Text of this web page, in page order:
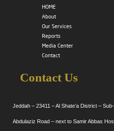
HOME
About
Our Services
Reports
Media Center
Contact
Contact Us
Jeddah – 23411 – Al Shate’a District –
Abdulaziz Road – next to Samir Abbas